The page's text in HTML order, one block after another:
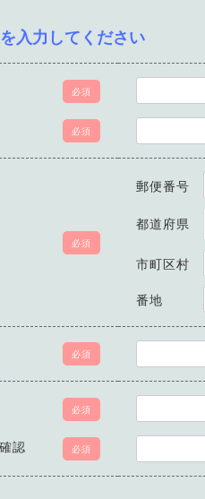
入力してください
必須
必須
必須
郵便番号
都道府県
市町区村
番地
必須
必須
認 必須